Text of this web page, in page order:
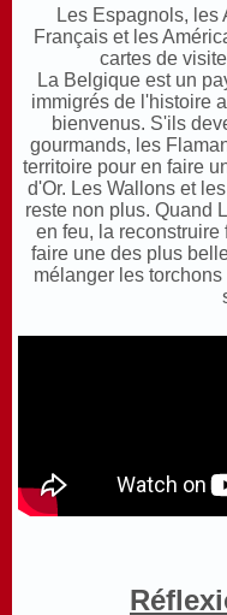
Les Espagnols, les
Français et les
cartes de
La Belgique est un
immigrés de l'histoire
bienvenus. S'ils
gourmands, les
territoire pour en faire
d'Or. Les Wallons et
reste non plus. Quand
en feu, la reconstruire
faire une des plus
mélanger les